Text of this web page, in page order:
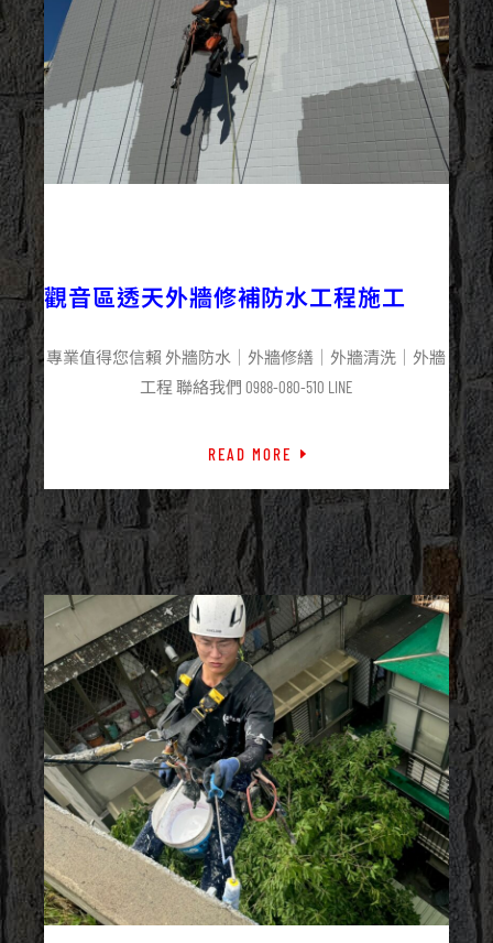
觀音區透天外牆修補防水工程施工
專業值得您信賴 外牆防水｜外牆修繕｜外牆清洗｜外牆
工程 聯絡我們 0988-080-510 LINE
READ MORE